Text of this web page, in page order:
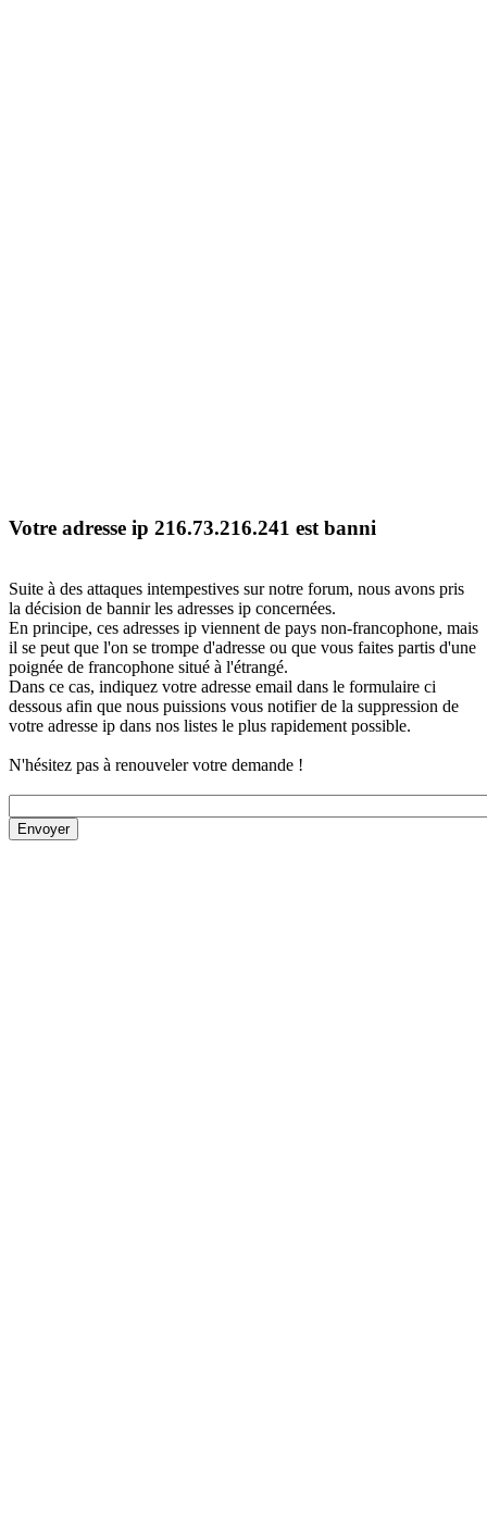
Votre adresse ip 216.73.216.241 est banni
Suite à des attaques intempestives sur notre forum, nous avons pris
la décision de bannir les adresses ip concernées.
En principe, ces adresses ip viennent de pays non-francophone, mais
il se peut que l'on se trompe d'adresse ou que vous faites partis d'une
poignée de francophone situé à l'étrangé.
Dans ce cas, indiquez votre adresse email dans le formulaire ci
dessous afin que nous puissions vous notifier de la suppression de
votre adresse ip dans nos listes le plus rapidement possible.
N'hésitez pas à renouveler votre demande !